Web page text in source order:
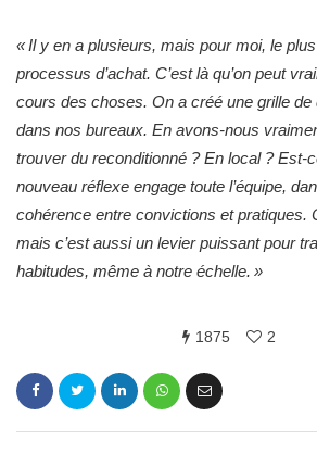
« Il y en a plusieurs, mais pour moi, le
processus d’achat. C’est là qu’on peut
cours des choses. On a créé une grille de
dans nos bureaux. En avons-nous
trouver du reconditionné ? En local ? Est-
nouveau réflexe engage toute l’équipe,
cohérence entre convictions et pratiques.
mais c’est aussi un levier puissant pour
habitudes, même à notre échelle. »
1875 2